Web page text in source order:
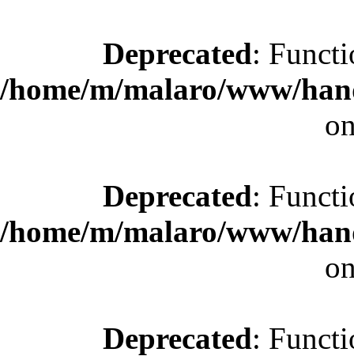
Deprecated:
/home/m/malaro/www/
Deprecated:
/home/m/malaro/www/
Deprecated: